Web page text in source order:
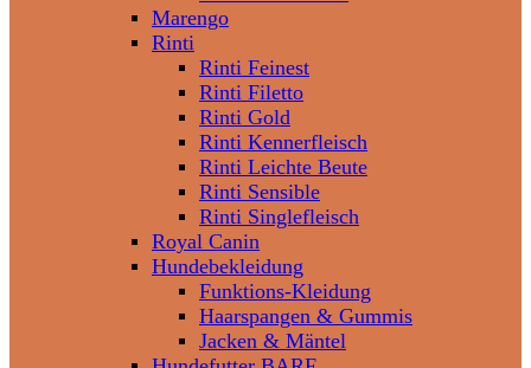
Marengo
Rinti
Rinti Feinest
Rinti Filetto
Rinti Gold
Rinti Kennerfleisch
Rinti Leichte Beute
Rinti Sensible
Rinti Singlefleisch
Royal Canin
Hundebekleidung
Funktions-Kleidung
Haarspangen & Gummis
Jacken & Mäntel